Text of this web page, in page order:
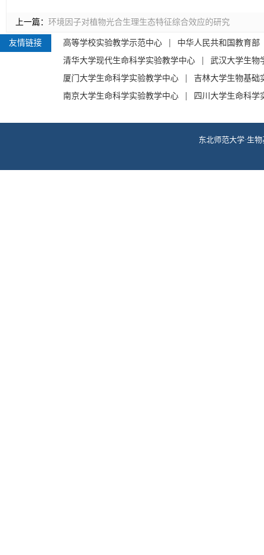
上一篇： 环境因子对植物光合生理生态特征综合效应的研究
友情链接 高等学校实验教学示范中心
中华人民共和国教育部
清华大学现代生命科学实验教学中心
武汉大学生物
厦门大学生命科学实验教学中心
吉林大学生物基础
南京大学生命科学实验教学中心
四川大学生命科学
东北师范大学·生